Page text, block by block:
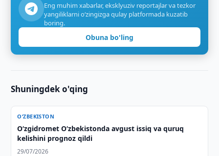
Eng muhim xabarlar, eksklyuziv reportajlar va tezkor
yangiliklarni o‘zingizga qulay platformada kuzatib
boring.
Obuna bo'ling
Shuningdek o'qing
O‘ZBEKISTON
O‘zgidromet O‘zbekistonda avgust issiq va quruq
kelishini prognoz qildi
29/07/2026